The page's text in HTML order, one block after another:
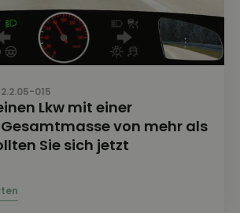
2.2.05-015
Lkw mit einer
von mehr als
Sie sich jetzt